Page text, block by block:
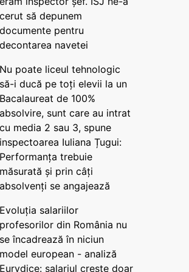
cerut să depunem
documente pentru
decontarea navetei
Nu poate liceul tehnologic
să-i ducă pe toți elevii la un
Bacalaureat de 100%
absolvire, sunt care au intrat
cu media 2 sau 3, spune
inspectoarea Iuliana Țugui:
Performanța trebuie
măsurată și prin câți
absolvenți se angajează
Evoluția salariilor
profesorilor din România nu
se încadrează în niciun
model european - analiză
Eurydice: salariul crește doar